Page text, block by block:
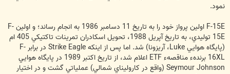
نمود.
F-15E اولين پرواز خود را به تاريخ 11 دسامبر 1986 به انجام رساند؛ و اولين F-
15E توليدي، به تاريخ آپريل 1988، تحويل اسكادران تمرينات تاكتيكي 405 ام
(پايگاه هوايي Luke، آريزونا) شد. اما پس از اينكه Strike Eagle در برابر F-
16XL برندهء مناقصهء ETF اعلام شد، از تاريخ اكتبر 1989 در پايگاه هوايي
Seymour Johnson (واقع در كاروليناي شمالي) عملياتي گشت و در اختيار